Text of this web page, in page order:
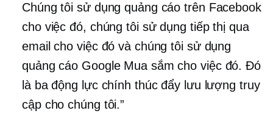
Chúng tôi sử dụng quảng cáo trên Facebook
cho việc đó, chúng tôi sử dụng tiếp thị qua
email cho việc đó và chúng tôi sử dụng
quảng cáo Google Mua sắm cho việc đó. Đó
là ba động lực chính thúc đẩy lưu lượng truy
cập cho chúng tôi.”